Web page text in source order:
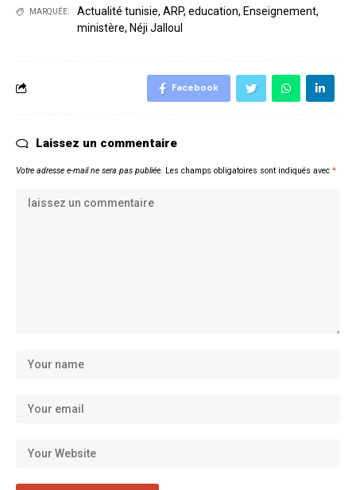
MARQUÉE: Actualité tunisie, ARP, education, Enseignement,
ministère, Néji Jalloul
Facebook
Laissez un commentaire
Votre adresse e-mail ne sera pas publiée. Les champs obligatoires sont indiqués avec *